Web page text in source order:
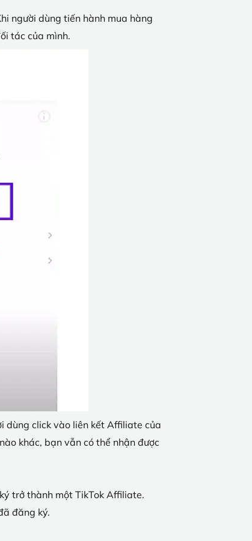
người dùng tiến hành mua hàng
tác của mình.
dùng click vào liên kết Affiliate của
khác, bạn vẫn có thể nhận được
trở thành một TikTok Affiliate.
đăng ký.